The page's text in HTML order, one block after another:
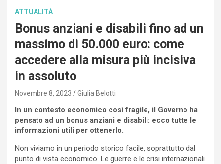
ATTUALITÀ
Bonus anziani e disabili fino ad un
massimo di 50.000 euro: come
accedere alla misura più incisiva
in assoluto
Novembre 8, 2023 Giulia Belotti
In un contesto economico così fragile, il Governo ha
pensato ad un bonus anziani e disabili: ecco tutte le
informazioni utili per ottenerlo.
Non viviamo in un periodo storico facile, soprattutto dal
punto di vista economico. Le guerre e le crisi internazionali